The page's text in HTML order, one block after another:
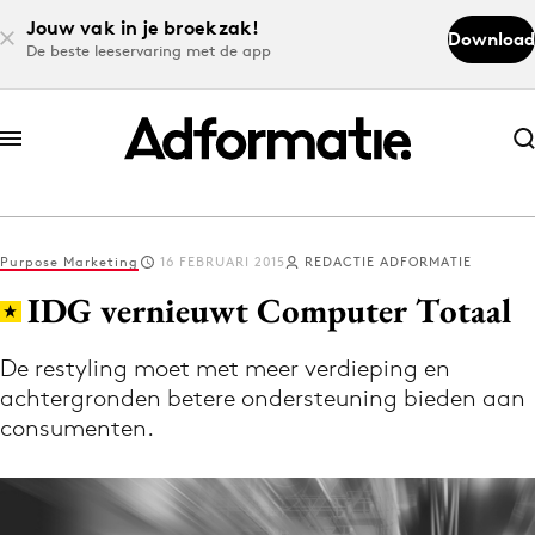
Jouw vak in je broekzak!
De beste leeservaring met de app
Download
Abonneer nu
Abonneer nu
Log in
Download de app
Volg het laatste nieuws via de Adformatie
Purpose Marketing 16 FEBRUARI 2015 REDACTIE ADFORMATIE
IDG vernieuwt Computer Totaal
De restyling moet met meer verdieping en
achtergronden betere ondersteuning bieden aan
consumenten.